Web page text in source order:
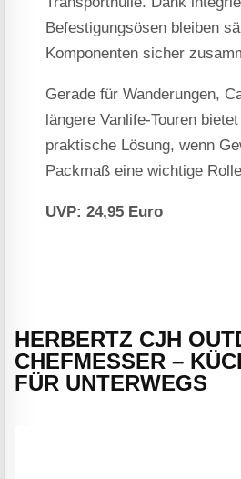
Befestigungsösen bleiben
Komponenten sicher
Gerade für Wanderungen,
längere Vanlife-Touren
praktische Lösung, wenn
Packmaß eine wichtige
UVP: 24,95 Euro
HERBERTZ CJH
CHEFMESSER –
FÜR UNTERWEGS